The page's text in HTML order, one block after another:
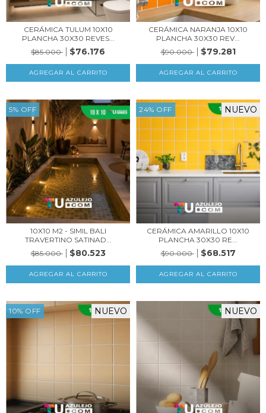
CERÁMICA TULUM 10X10
PLANCHA 30X30 REVES...
$85.000
$76.176
CERÁMICA NARANJA 10X10
PLANCHA 30X30 REV...
$90.000
$79.281
5% OFF
10X10 M2 - SIMIL BALI
TRAVERTINO SATINAD...
$85.000
$80.523
24% OFF NUEVO
CERÁMICA AMARILLO 10X10
PLANCHA 30X30 RE...
$90.000
$68.517
10% OFF NUEVO NUEVO